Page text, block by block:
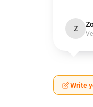
Z
Write